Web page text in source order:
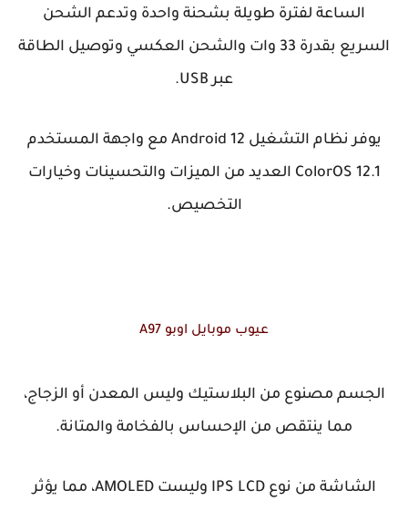
الساعة لفترة طويلة بشحنة واحدة وتدعم الشحن
السريع بقدرة 33 وات والشحن العكسي وتوصيل الطاقة
عبر USB.
يوفر نظام التشغيل Android 12 مع واجهة المستخدم
ColorOS 12.1 العديد من الميزات والتحسينات وخيارات
التخصيص.
عيوب موبايل اوبو A97
الجسم مصنوع من البلاستيك وليس المعدن أو الزجاج،
مما ينتقص من الإحساس بالفخامة والمتانة.
الشاشة من نوع IPS LCD وليست AMOLED، مما يؤثر